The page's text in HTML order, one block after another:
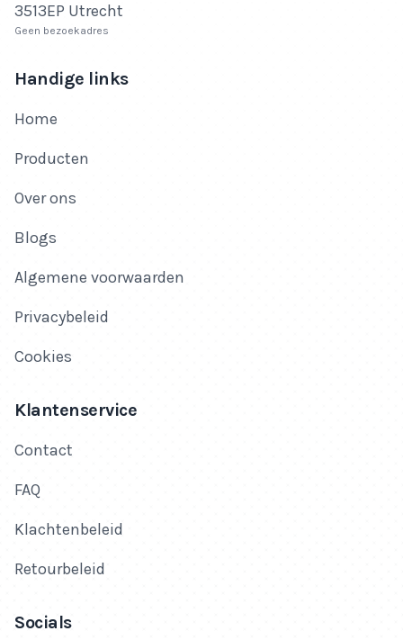
3513EP Utrecht
Geen bezoekadres
Handige links
Home
Producten
Over ons
Blogs
Algemene voorwaarden
Privacybeleid
Cookies
Klantenservice
Contact
FAQ
Klachtenbeleid
Retourbeleid
Socials